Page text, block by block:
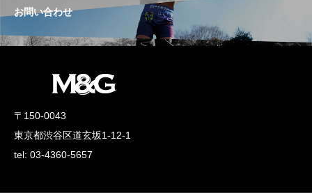
お問い合わせ
〒150-0043
東京都渋谷区道玄坂1-12-1
tel: 03-4360-5657